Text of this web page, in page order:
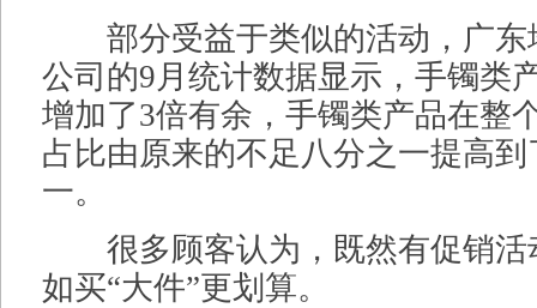
部分受益于类似的活动，广东
公司的9月统计数据显示，手镯类
增加了3倍有余，手镯类产品在整
占比由原来的不足八分之一提高
一。
很多顾客认为，既然有促销活
如买“大件”更划算。